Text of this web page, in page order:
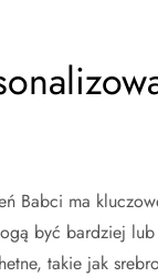
Babci ma
być bardziej
takie jak